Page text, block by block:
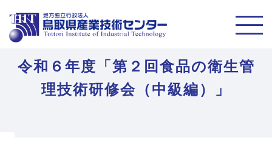
令和６年度「第２回食品の衛生管
理技術研修会（中級編）」